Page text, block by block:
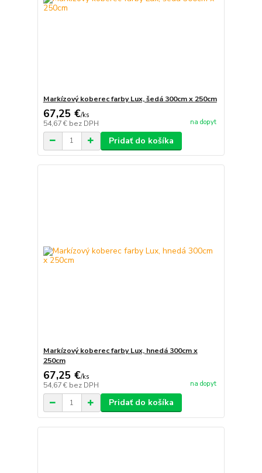
Markízový koberec farby Lux, šedá 300cm x 250cm
67,25 €/ks
54,67 € bez DPH na dopyt
Pridať do košíka
Markízový koberec farby Lux, hnedá 300cm x
250cm
67,25 €/ks
54,67 € bez DPH na dopyt
Pridať do košíka